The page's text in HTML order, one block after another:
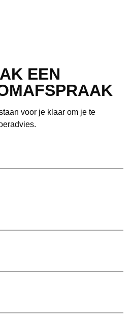
EEN
voor je klaar om je te